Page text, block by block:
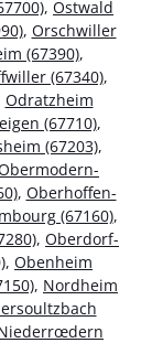
, Ostwald
, Orschwiller
(67390),
(67340),
Odratzheim
(67710),
(67203),
, Oberhoffen-
(67160),
, Oberdorf-
, Obenheim
, Nordheim